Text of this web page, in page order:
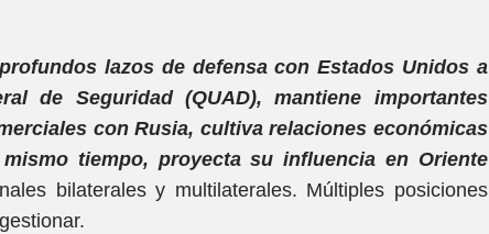
lazos de defensa con Estados Unidos a
de Seguridad (QUAD), mantiene importantes
con Rusia, cultiva relaciones económicas
tiempo, proyecta su influencia en Oriente
bilaterales y multilaterales. Múltiples posiciones